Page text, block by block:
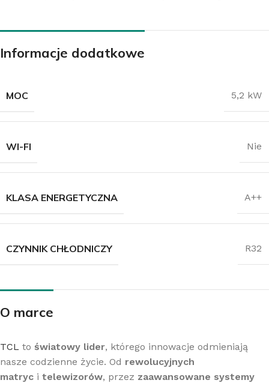
Informacje dodatkowe
MOC 5,2 kW
WI-FI Nie
KLASA ENERGETYCZNA A++
CZYNNIK CHŁODNICZY R32
O marce
TCL to światowy lider, którego innowacje odmieniają
nasze codzienne życie. Od rewolucyjnych
matryc i telewizorów, przez zaawansowane systemy